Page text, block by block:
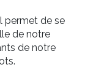
permet de se
de notre
de notre